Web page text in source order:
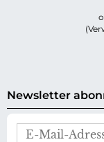
Newsletter